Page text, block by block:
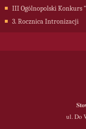
III Ogólnopolski Konkurs
3. Rocznica Intronizacji
ul. Do